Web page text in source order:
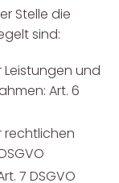
Stelle die
sind:
Leistungen und
Art. 6
rechtlichen
7 DSGVO